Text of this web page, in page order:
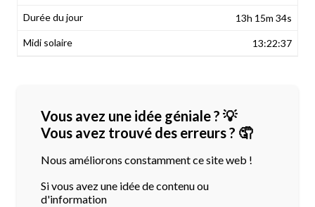
13h 15m 34s
13:22:37
Vous avez une idée géniale ? 💡
Vous avez trouvé des erreurs ? 🤦
Nous améliorons constamment ce site web !
Si vous avez une idée de contenu ou
d'information